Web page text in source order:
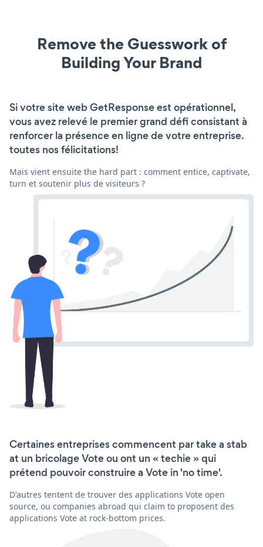
Remove the Guesswork of
Building Your Brand
Si votre site web GetResponse est opérationnel,
vous avez relevé le premier grand défi consistant à
renforcer la présence en ligne de votre entreprise.
toutes nos félicitations!
Mais vient ensuite the hard part : comment entice, captivate,
turn et soutenir plus de visiteurs ?
Certaines entreprises commencent par take a stab
at un bricolage Vote ou ont un « techie » qui
prétend pouvoir construire a Vote in 'no time'.
D'autres tentent de trouver des applications Vote open
source, ou companies abroad qui claim to proposent des
applications Vote at rock-bottom prices.